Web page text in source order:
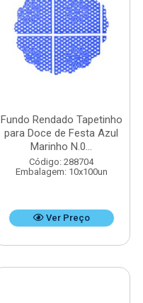
Fundo Rendado Tapetinho
para Doce de Festa Azul
Marinho N.0...
Código: 288704
Embalagem: 10x100un
Ver Preço